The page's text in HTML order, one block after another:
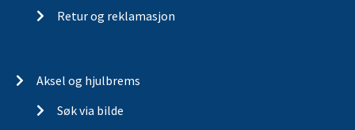
Retur og reklamasjon
Aksel og hjulbrems
Søk via bilde